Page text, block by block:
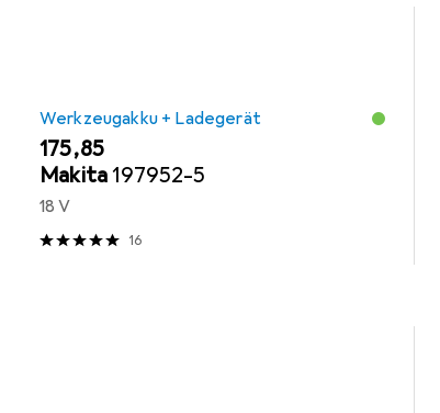
Werkzeugakku + Ladegerät
EUR
175,85
Makita 197952-5
18 V
16